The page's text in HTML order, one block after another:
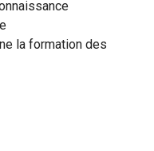
la formation des